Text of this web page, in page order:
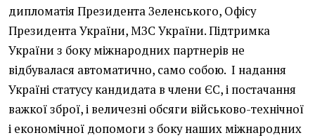
дипломатія Президента Зеленського, Офісу
Президента України, МЗС України. Підтримка
України з боку міжнародних партнерів не
відбувалася автоматично, само собою. І надання
Україні статусу кандидата в члени ЄС, і постачання
важкої зброї, і величезні обсяги військово-технічної
і економічної допомоги з боку наших міжнародних